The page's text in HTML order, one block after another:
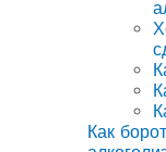
Как